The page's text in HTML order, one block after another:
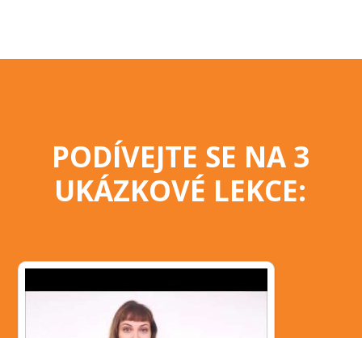
PODÍVEJTE SE NA 3
UKÁZKOVÉ LEKCE: